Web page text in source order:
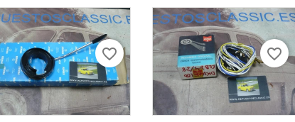
favorite_border favorite_border